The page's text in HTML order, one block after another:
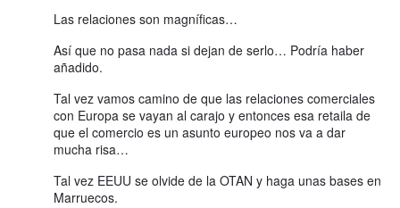
Las relaciones son magníficas…
Así que no pasa nada si dejan de serlo… Podría haber
añadido.
Tal vez vamos camino de que las relaciones comerciales
con Europa se vayan al carajo y entonces esa retaila de
que el comercio es un asunto europeo nos va a dar
mucha risa…
Tal vez EEUU se olvide de la OTAN y haga unas bases en
Marruecos.